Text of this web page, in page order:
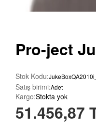
Pro-ject
Stok Kodu:
Satış birimi:Adet
Kargo:Stokta yok
51.456,87